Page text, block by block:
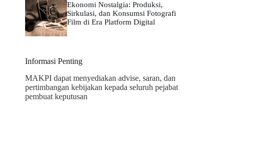
Ekonomi Nostalgia: Produksi,
Sirkulasi, dan Konsumsi Fotografi
Film di Era Platform Digital
Informasi Penting
MAKPI dapat menyediakan advise, saran, dan
pertimbangan kebijakan kepada seluruh pejabat
pembuat keputusan